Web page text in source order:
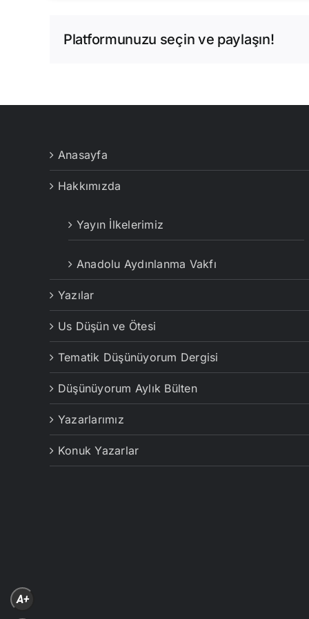
Platformunuzu seçin ve paylaşın!
Anasayfa
Hakkımızda
Yayın İlkelerimiz
Anadolu Aydınlanma Vakfı
Yazılar
Us Düşün ve Ötesi
Tematik Düşünüyorum Dergisi
Düşünüyorum Aylık Bülten
Yazarlarımız
Konuk Yazarlar
A+